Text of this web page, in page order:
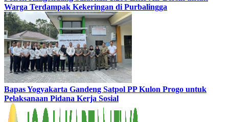
Warga Terdampak Kekeringan di Purbalingga
Bapas Yogyakarta Gandeng Satpol PP Kulon Progo untuk
Pelaksanaan Pidana Kerja Sosial